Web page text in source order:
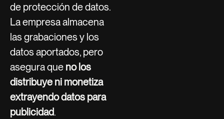
de protección de datos.
La empresa almacena
las grabaciones y los
datos aportados, pero
asegura que no los
distribuye ni monetiza
extrayendo datos para
publicidad.